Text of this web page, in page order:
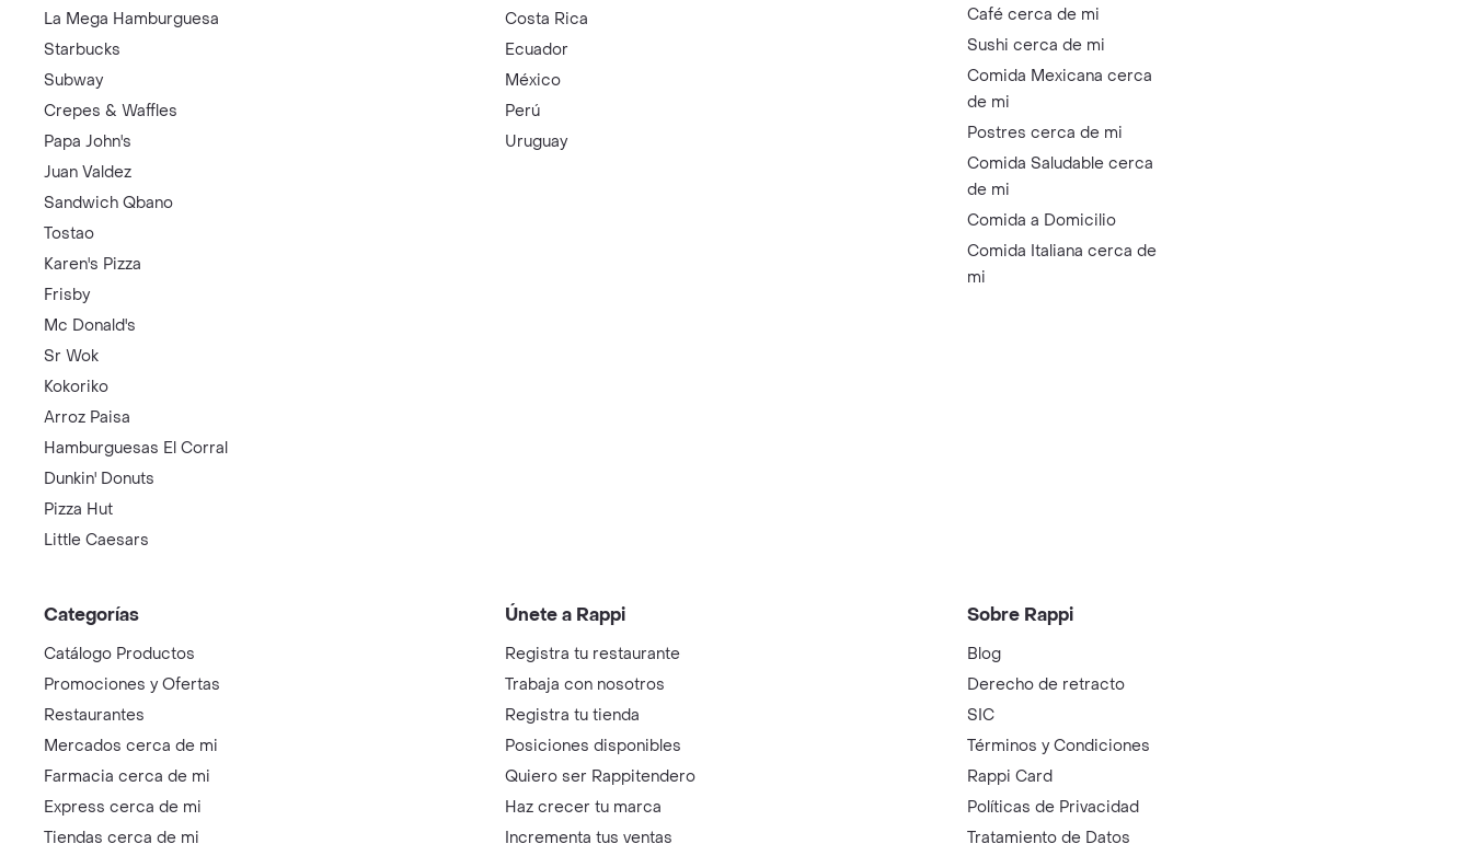
La Mega Hamburguesa
Starbucks
Subway
Crepes & Waffles
Papa John's
Juan Valdez
Sandwich Qbano
Tostao
Karen's Pizza
Frisby
Mc Donald's
Sr Wok
Kokoriko
Arroz Paisa
Hamburguesas El Corral
Dunkin' Donuts
Pizza Hut
Little Caesars
Costa Rica
Ecuador
México
Perú
Uruguay
Café cerca de mi
Sushi cerca de mi
Comida Mexicana cerca
de mi
Postres cerca de mi
Comida Saludable cerca
de mi
Comida a Domicilio
Comida Italiana cerca de
mi
Categorías
Catálogo Productos
Promociones y Ofertas
Restaurantes
Mercados cerca de mi
Farmacia cerca de mi
Express cerca de mi
Tiendas cerca de mi
Únete a Rappi
Registra tu restaurante
Trabaja con nosotros
Registra tu tienda
Posiciones disponibles
Quiero ser Rappitendero
Haz crecer tu marca
Incrementa tus ventas
Sobre Rappi
Blog
Derecho de retracto
SIC
Términos y Condiciones
Rappi Card
Políticas de Privacidad
Tratamiento de Datos